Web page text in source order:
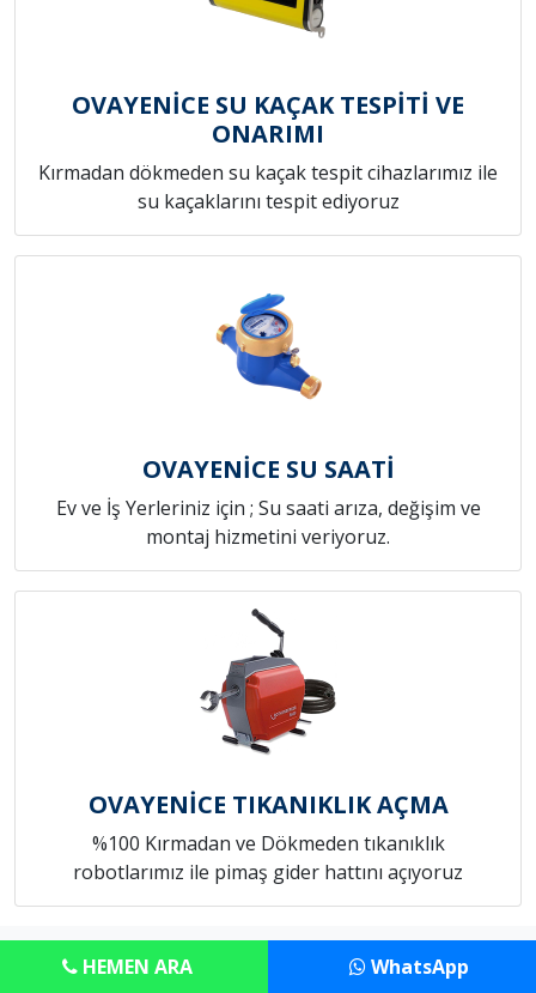
OVAYENİCE SU KAÇAK TESPİTİ VE
ONARIMI
Kırmadan dökmeden su kaçak tespit cihazlarımız ile
su kaçaklarını tespit ediyoruz
OVAYENİCE SU SAATİ
Ev ve İş Yerleriniz için ; Su saati arıza, değişim ve
montaj hizmetini veriyoruz.
OVAYENİCE TIKANIKLIK AÇMA
%100 Kırmadan ve Dökmeden tıkanıklık
robotlarımız ile pimaş gider hattını açıyoruz
HEMEN ARA WhatsApp
Copyright © Anadolu Tesisat Servisi